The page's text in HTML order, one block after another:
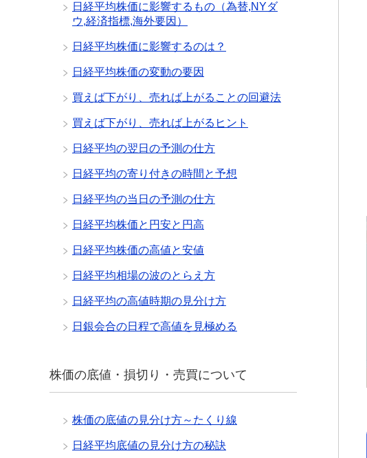
日経平均株価に影響するもの（為替,NYダ
ウ,経済指標,海外要因）
日経平均株価に影響するのは？
日経平均株価の変動の要因
買えば下がり、売れば上がることの回避法
買えば下がり、売れば上がるヒント
日経平均の翌日の予測の仕方
日経平均の寄り付きの時間と予想
日経平均の当日の予測の仕方
日経平均株価と円安と円高
日経平均株価の高値と安値
日経平均相場の波のとらえ方
日経平均の高値時期の見分け方
日銀会合の日程で高値を見極める
株価の底値・損切り・売買について
株価の底値の見分け方～たくり線
日経平均底値の見分け方の秘訣